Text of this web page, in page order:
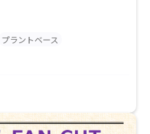
プラントベース